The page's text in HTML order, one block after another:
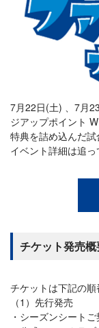
7月22日(土) 、7月
ジアップポイント
特典を詰め込んだ
イベント詳細は追っ
チケット発売概
チケットは下記の順
（1）先行発売
シーズンシート